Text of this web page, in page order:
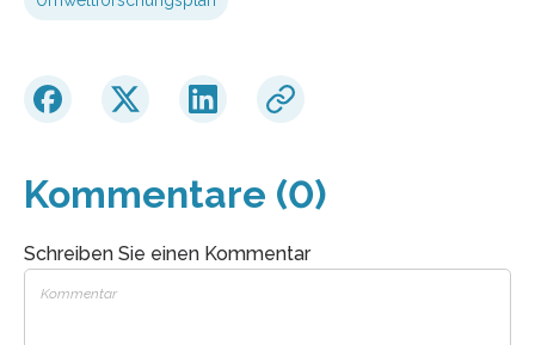
Kommentare (0)
Schreiben Sie einen Kommentar